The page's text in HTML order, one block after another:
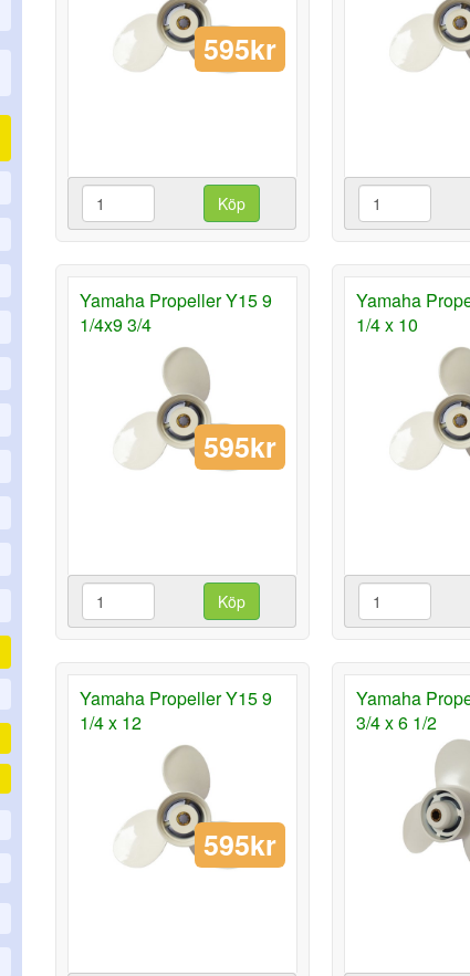
595kr
Köp
Yamaha Propeller Y15 9
1/4x9 3/4
595kr
Köp
Yamaha
1/4 x 10
Yamaha Propeller Y15 9
1/4 x 12
595kr
Yamaha
3/4 x 6 1/2